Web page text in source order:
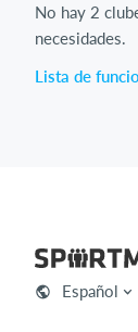
No hay 2
necesidades.
Lista de
Español